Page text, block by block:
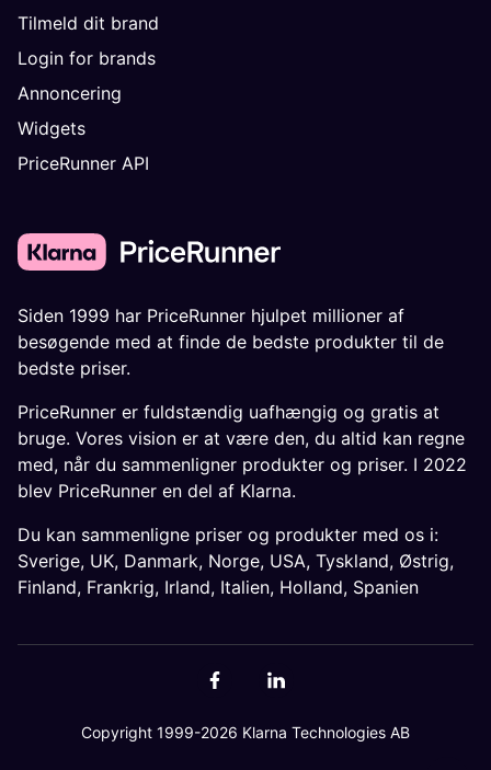
Tilmeld dit brand
Login for brands
Annoncering
Widgets
PriceRunner API
Siden 1999 har PriceRunner hjulpet millioner af
besøgende med at finde de bedste produkter til de
bedste priser.
PriceRunner er fuldstændig uafhængig og gratis at
bruge. Vores vision er at være den, du altid kan regne
med, når du sammenligner produkter og priser. I 2022
blev PriceRunner en del af Klarna.
Du kan sammenligne priser og produkter med os i:
Sverige, UK, Danmark, Norge, USA, Tyskland, Østrig,
Finland, Frankrig, Irland, Italien, Holland, Spanien
Copyright 1999-2026 Klarna Technologies AB